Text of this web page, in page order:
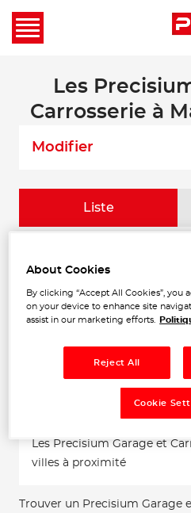
Les
Carrosserie à
Modifier
Liste
1
23.72
km
FORMULE
95650 PUISEUX
Ouvert 08:30
18:30
Les Precisium Garage et
villes à proximité
Trouver un Precisium Garage
About Cookies
By clicking “Accept All Cookies”,
on your device to enhance site
assist in our marketing efforts.
Reject All
Cookie